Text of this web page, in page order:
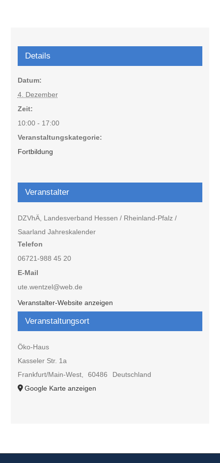
Details
Datum:
4. Dezember
Zeit:
10:00 - 17:00
Veranstaltungskategorie:
Fortbildung
Veranstaltungsort
Öko-Haus
Kasseler Str. 1a
Frankfurt/Main-West, 60486
Deutschland
Google Karte anzeigen
Veranstalter
DZVhÄ, Landesverband Hessen / Rheinland-Pfalz /
Saarland Jahreskalender
Telefon
06721-988 45 20
E-Mail
ute.wentzel@web.de
Veranstalter-Website anzeigen